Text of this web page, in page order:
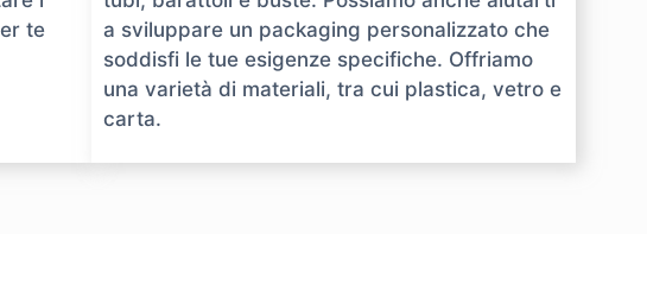
te
a sviluppare un packaging personalizzato che
soddisfi le tue esigenze specifiche. Offriamo
una varietà di materiali, tra cui plastica, vetro e
carta.